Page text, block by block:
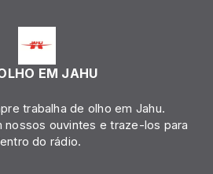
EM JAHU
trabalha de olho em Jahu.
nossos ouvintes e traze-los para
do rádio.